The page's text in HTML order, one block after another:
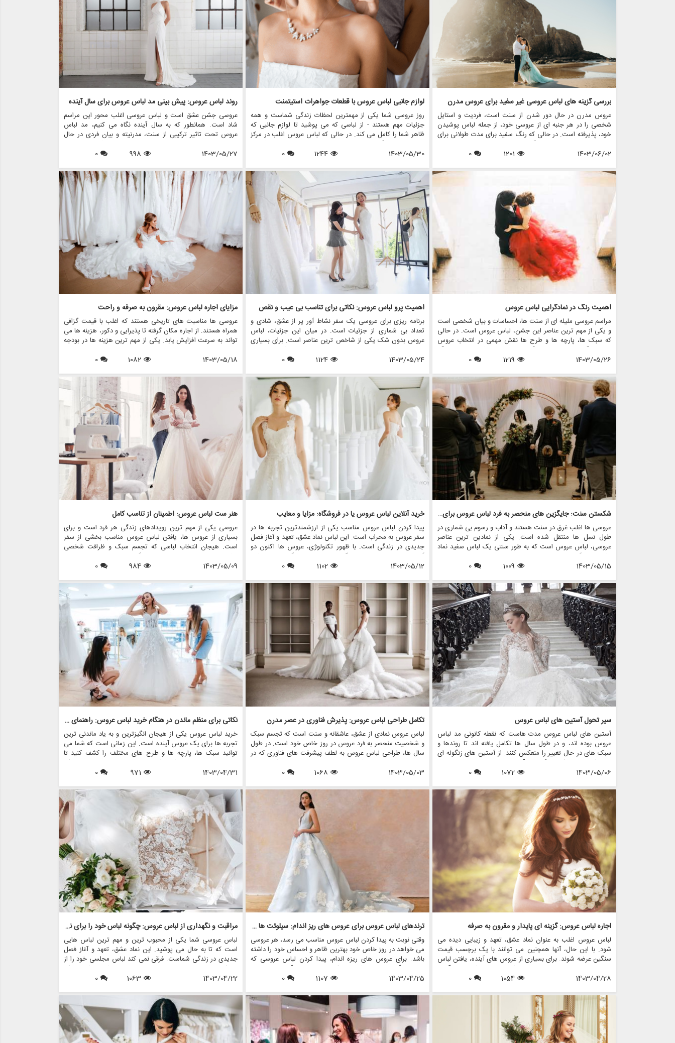
بررسی گزینه های لباس عروسی غیر سفید برای عروس مدرن
عروس مدرن در حال دور شدن از سنت است، فردیت و استایل
شخصی را در هر جنبه ای از عروسی خود، از جمله لباس پوشیدن
خود، پذیرفته است. در حالی که رنگ سفید برای مدت طولانی برای
لباس عروس مورد توجه قرار گرفته است، عروس های بیشتری برای
لباس عروسی غیر سفید انتخاب می کنند که شخصیت منحصر به
گزینه های مختلف لباس عروس غیرسفید را بررسی می کنیم، در
کنیم و نشان می دهیم که مزون چرخچی چگونه می تواند به شما
در پیدا کردن یا ایجاد لباس مناسب کمک کند.
1403/06/02
1201
0
لوازم جانبی لباس عروس با قطعات جواهرات استیتمنت
روز عروسی شما یکی از مهمترین لحظات زندگی شماست و همه
جزئیات مهم هستند - از لباسی که می پوشید تا لوازم جانبی که
ظاهر شما را کامل می کند. در حالی که لباس عروس اغلب در مرکز
توجه قرار می گیرد، جواهرات مناسب می تواند مجموعه شما را
ارتقا دهد و استایل شما را منعکس کند. در این مقاله، نحوه تزیین
شود که در روز خاص خود بدرخشید. ما همچنین نشان خواهیم داد
که مزون چرخچی چگونه می تواند به شما در یافتن اکسسوری های
عروس مناسب برای تکمیل لباس شما کمک کند.
1403/05/30
1244
0
روند لباس عروس: پیش بینی مد لباس عروس برای سال آینده
عروسی جشن عشق است و لباس عروسی اغلب محور این مراسم
شاد است. همانطور که به سال آینده نگاه می کنیم، مد لباس
عروس تحت تاثیر ترکیبی از سنت، مدرنیته و بیان فردی در حال
صحنه عروس تسلط داشته باشند، بررسی خواهیم کرد و بینشی در
بگیرد، ارائه می دهیم. علاوه بر این، ما نشان خواهیم داد که مزون
چرخچی چگونه می تواند به عروس ها کمک کند تا لباس رویایی
خود را از طریق خدمات مختلف مانند اجاره، فروش، طراحی و لوازم
1403/05/27
998
0
اهمیت رنگ در نمادگرایی لباس عروس
مراسم عروسی ملیله ای از سنت ها، احساسات و بیان شخصی است
و یکی از مهم ترین عناصر این جشن، لباس عروس است. در حالی
که سبک ها، پارچه ها و طرح ها نقش مهمی در انتخاب عروس
دارند، رنگ لباس عروس نمادگرایی عمیقی دارد که فراتر از فرهنگ
ها و نسل ها است. در این مقاله، اهمیت رنگ را در نمادگرایی
می پردازیم و نشان می دهیم که چگونه فروشگاه هایی مانند مزون
چرخچی می توانند به عروس ها کمک کنند تا لباس مناسب خود را
پیدا کنند.
1403/05/26
1219
0
اهمیت پرو لباس عروس: نکاتی برای تناسب بی عیب و نقص
برنامه ریزی برای عروسی یک سفر نشاط آور پر از عشق، شادی و
تعداد بی شماری از جزئیات است. در میان این جزئیات، لباس
عروس بدون شک یکی از شاخص ترین عناصر است. برای بسیاری
پیوسته است، اما اطمینان از تناسب بی عیب و نقص آن در روز
لباس عروس مطرح می شود. در این مقاله، اهمیت تمرین لباس
عروس را بررسی خواهیم کرد، نکاتی را برای دستیابی به تناسب بی
عیب و نقص به اشتراک می گذاریم، و نشان می دهیم که چگونه
فروشگاه هایی مانند مزون چرخچی می توانند به شما در این فرآیند
مهم کمک کنند.
1403/05/24
1124
0
مزایای اجاره لباس عروس: مقرون به صرفه و راحت
عروسی ها مناسبت های تاریخی هستند که اغلب با قیمت گزافی
همراه هستند. از اجاره مکان گرفته تا پذیرایی و دکور، هزینه ها می
تواند به سرعت افزایش یابد. یکی از مهم ترین هزینه ها در بودجه
عروس می تواند بسیار سخت باشد، به خصوص با توجه به اینکه
لباس عروس به عنوان یک راه حل فزاینده محبوب و کاربردی برای
عروس های مدرن مطرح شده است. در این مقاله، مزایای متعدد
اجاره لباس عروس را بررسی می کنیم و نشان می دهیم که چگونه
می تواند هم مقرون به صرفه و هم راحت باشد. همچنین مزون
چرخچی را به شما معرفی خواهیم کرد، فروشگاهی که در زمینه
اجاره لباس عروس، فروش، طرح های سفارشی و کلیه اقلام مربوط
به عروس فعالیت می کند.
1403/05/18
1082
0
شکستن سنت: جایگزین های منحصر به فرد لباس عروس برای عروس جسور
عروسی ها اغلب غرق در سنت هستند و آداب و رسوم بی شماری در
طول نسل ها منتقل شده است. یکی از نمادین ترین عناصر
عروسی، لباس عروس است که به طور سنتی یک لباس سفید نماد
پاکی و بی گناهی است. با این حال، در سال های اخیر، بسیاری از
عروس ها تصمیم گرفته اند از این قراردادها فاصله بگیرند و
نشان دهنده سبک شخصی و فردیت آنهاست. اگر شما یک عروس
جسور هستید که به دنبال بیانیه ای در روز خاص خود هستید، این
مقاله به بررسی برخی از جایگزین های هیجان انگیز برای لباس
عروس کلاسیک می پردازد و اینکه مزون چرخچی چگونه می تواند
به شما در پیدا کردن یا ایجاد ظاهری عالی کمک کند.
1403/05/15
1009
0
خرید آنلاین لباس عروس یا در فروشگاه: مزایا و معایب
پیدا کردن لباس عروس مناسب یکی از ارزشمندترین تجربه ها در
سفر عروس به محراب است. این لباس نماد عشق، تعهد و آغاز فصل
جدیدی در زندگی است. با ظهور تکنولوژی، عروس ها اکنون دو
گزینه اصلی برای خرید دارند: آنلاین یا درون فروشگاهی. هر روشی
مزایا و معایب خاص خود را دارد، که باعث می شود عروس ها به
خرید لباس عروس آنلاین و فروشگاهی را بررسی خواهیم کرد، و
چگونگی مزون چرخچی - فروشگاه همه کاره ای که اجاره لباس
عروس، فروش، خدمات طراحی و دوخت، لوازم جانبی عروس و تمام
اقلام مرتبط با عروس — می تواند تجربه شما را بدون توجه به
ترجیح خرید شما افزایش دهد.
1403/05/12
1102
0
هنر ست لباس عروس: اطمینان از تناسب کامل
عروسی یکی از مهم ترین رویدادهای زندگی هر فرد است و برای
بسیاری از عروس ها، یافتن لباس عروس مناسب بخشی از سفر
است. هیجان انتخاب لباسی که تجسم سبک و ظرافت شخصی
باشد، اغلب تنها با پیش بینی روز بزرگ مطابقت دارد. با این حال،
یکی از جنبه های حیاتی که می تواند تجربه عروسی را ایجاد کند یا
تغییر پارچه نیست. این در مورد خلق شاهکاری است که زیبایی و
اعتماد به نفس عروس را در روز خاص خود افزایش می دهد.
1403/05/09
984
0
سیر تحول آستین های لباس عروس
آستین های لباس عروس مدت هاست که نقطه کانونی مد لباس
عروس بوده اند، و در طول سال ها تکامل یافته اند تا روندها و
سبک های در حال تغییر را منعکس کنند. از آستین های زنگوله ای
رمانتیک دوران ویکتوریا گرفته تا آستین های زیبای اسقف امروزی،
هر طرحی جذابیت و شخصیت منحصر به فرد خود را دارد. در این
پردازیم و بررسی می کنیم که مزون چرخچی، یک فروشگاه پیشرو
عروس، چگونه این عناصر جاودانه را در مجموعه نفیس لباس عروس
خود گنجانده است.
1403/05/06
1072
0
تکامل طراحی لباس عروس: پذیرش فناوری در عصر مدرن
لباس عروس نمادی از عشق، عاشقانه و سنت است که تجسم سبک
و شخصیت منحصر به فرد عروس در روز خاص خود است. در طول
سال ها، طراحی لباس عروس به لطف پیشرفت های فناوری که در
به طور قابل توجهی تکامل یافته است. در این مقاله، نقش
تمرکز بر این که مزون چرخچی، یک فروشگاه پیشرو عروس، چگونه
از تکنولوژی استفاده می کند تا تجربه ای یکپارچه و نوآورانه را برای
عروس هایی که به دنبال لباس رویایی خود هستند، ارائه دهد.
1403/05/03
1068
0
نکاتی برای منظم ماندن در هنگام خرید لباس عروس: راهنمای عروس
خرید لباس عروس یکی از هیجان انگیزترین و به یاد ماندنی ترین
تجربه ها برای یک عروس آینده است. این زمانی است که شما می
توانید سبک ها، پارچه ها و طرح های مختلف را کشف کنید تا
لباس مناسبی را پیدا کنید که در روز خاص خود احساس یک
شاهزاده خانم را به شما بدهد. با این حال، با وجود گزینه های بسیار
باشد. اینجاست که منظم ماندن به کارتان می آید. در این مقاله،
نکات ارزشمندی را برای منظم ماندن در هنگام خرید لباس عروس، با
تمرکز بر ایجاد تجربه لذت بخش و بدون استرس، مورد بحث قرار
می دهیم.
1403/04/31
971
0
اجاره لباس عروس: گزینه ای پایدار و مقرون به صرفه
لباس عروس اغلب به عنوان نماد عشق، تعهد و زیبایی دیده می
شود. با این حال، آنها همچنین می توانند با یک برچسب قیمت
سنگین عرضه شوند. برای بسیاری از عروس های آینده، یافتن لباس
عروس مناسب و متناسب با بودجه شان می تواند کار دلهره آوری
باشد. اینجاست که لباس های عروسی دست دوم وارد عمل می
گره زدن بدون شکستن پول هستند، ارائه می دهند.
1403/04/28
1054
0
ترندهای لباس عروس برای عروس های ریز اندام: سیلوئت ها و استایل های جذاب
وقتی نوبت به پیدا کردن لباس عروس مناسب می رسد، هر عروسی
می خواهد در روز خاص خود بهترین ظاهر و احساس خود را داشته
باشد. برای عروس های ریزه اندام، پیدا کردن لباس عروسی که
چارچوب آنها را برجسته کند و سبک منحصر به فرد آنها را به نمایش
بگذارد، می تواند کمی چالش برانگیز باشد. با این حال، با دانش و
مناسبی را بیابند که مکمل قد آنها باشد و در روز بزرگ خود احساس
یک شاهزاده خانم را به آنها بدهد.
1403/04/25
1107
0
مراقبت و نگهداری از لباس عروس: چگونه لباس خود را برای نسل ها حفظ کنید
لباس عروسی شما یکی از محبوب ترین و مهم ترین لباس هایی
است که تا به حال می پوشید. این نماد عشق، تعهد و آغاز فصل
جدیدی در زندگی شماست. فرقی نمی کند لباس مجلسی خود را از
بوتیک های عروس مانند مزون چرخچی خریداری کرده باشید یا یک
میراث خانوادگی باشد، مراقبت و نگهداری مناسب برای اطمینان از
1403/04/22
1063
0